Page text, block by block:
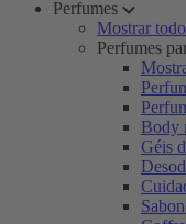
Perfumes
Mostrar
Perfumes
Body
Géis